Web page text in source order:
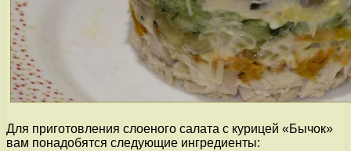
Для приготовления слоеного салата с курицей «Бычок»
вам понадобятся следующие ингредиенты: